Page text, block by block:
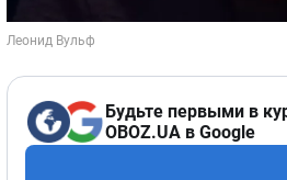
Будьте первыми в
OBOZ.UA в Google